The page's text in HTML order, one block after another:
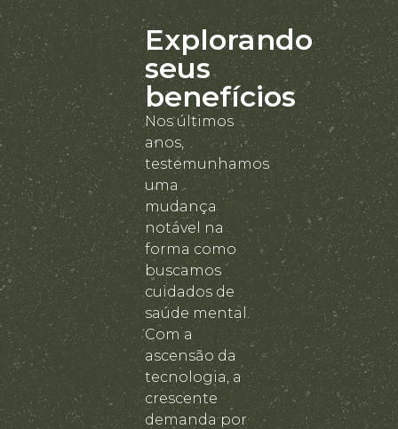
Explorando
seus
benefícios
Nos últimos
anos,
testemunhamos
uma
mudança
notável na
forma como
buscamos
cuidados de
saúde mental.
Com a
ascensão da
tecnologia, a
crescente
demanda por